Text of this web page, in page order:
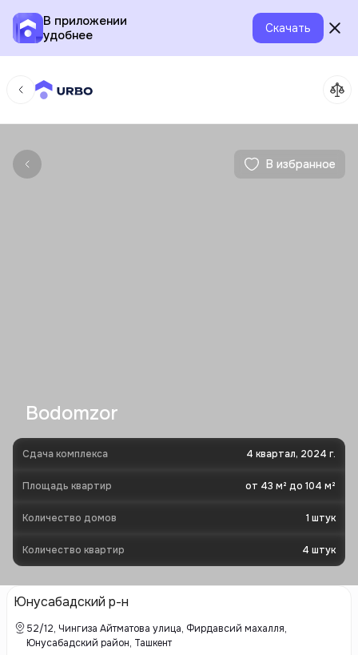
В приложении
удобнее
Скачать
В избранное
Bodomzor
Сдача комплекса 4 квартал, 2024 г.
Площадь квартир от 43 м² до 104 м²
Количество домов 1 штук
Количество квартир 4 штук
Юнусабадский р-н
52/12, Чингиза Айтматова улица, Фирдавсий махалля,
Юнусабадский район, Ташкент